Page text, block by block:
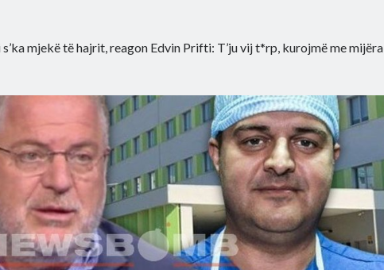
mjekë të hajrit, reagon Edvin Prifti: T’ju vij t*rp, kurojmë me mijëra